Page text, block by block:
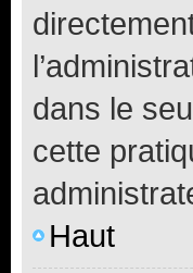
dans le
cette
Haut